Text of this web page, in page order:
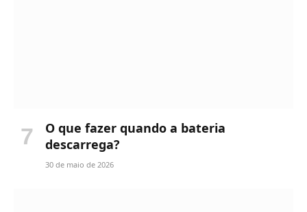
O que fazer quando a bateria
descarrega?
30 de maio de 2026